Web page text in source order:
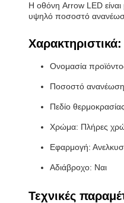
Η οθόνη Arrow LED
υψηλό ποσοστό
Χαρακτηριστικά:
Ονομασία
Ποσοστό
Πεδίο
Χρώμα: Πλήρες
Εφαρμογή:
Αδιάβροχο: Ναι
Τεχνικές